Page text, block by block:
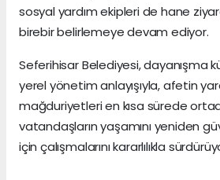
sosyal yardım ekipleri de hane
birebir belirlemeye devam ediyor.
Seferihisar Belediyesi, dayanışma
yerel yönetim anlayışıyla, afetin
mağduriyetleri en kısa sürede
vatandaşların yaşamını yeniden
için çalışmalarını kararlılıkla